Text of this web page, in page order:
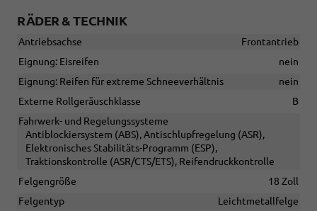
RÄDER & TECHNIK
Antriebsachse
Frontantrieb
Eignung: Eisreifen
nein
Eignung: Reifen für extreme Schneeverhältnis
nein
Externe Rollgeräuschklasse
B
Fahrwerk- und Regelungssysteme
Antiblockiersystem (ABS), Antischlupfregelung (ASR),
Elektronisches Stabilitäts-Programm (ESP),
Traktionskontrolle (ASR/CTS/ETS), Reifendruckkontrolle
Felgengröße
18 Zoll
Felgentyp
Leichtmetallfelge